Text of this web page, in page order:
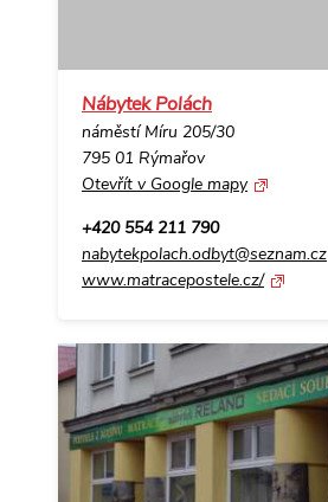
Nábytek Polách
náměstí Míru 205/30
795 01 Rýmařov
Otevřít v Google mapy
+420 554 211 790
nabytekpolach.odbyt@seznam.cz
www.matracepostele.cz/